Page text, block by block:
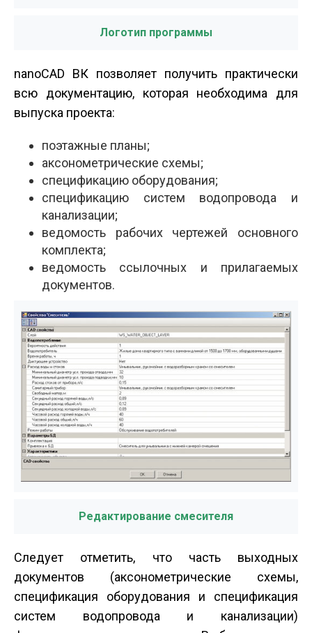
Логотип программы
nanoCAD ВК позволяет получить практически
всю документацию, которая необходима для
выпуска проекта:
поэтажные планы;
аксонометрические схемы;
спецификацию оборудования;
спецификацию систем водопровода и
канализации;
ведомость рабочих чертежей основного
комплекта;
ведомость ссылочных и прилагаемых
документов.
Редактирование смесителя
Следует отметить, что часть выходных
документов (аксонометрические схемы,
спецификация оборудования и спецификация
систем водопровода и канализации)